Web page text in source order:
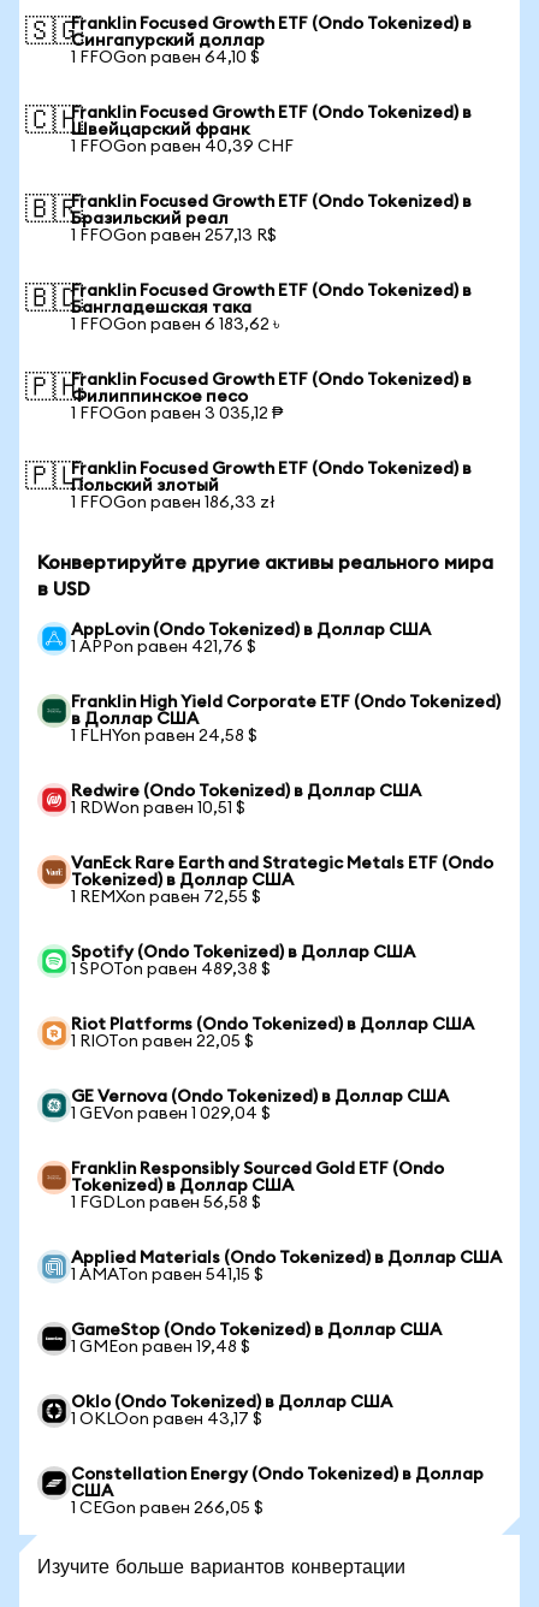
🇸🇬Franklin Focused Growth ETF (Ondo Tokenized) в
Сингапурский доллар
1 FFOGon равен 64,10 $
🇨🇭Franklin Focused Growth ETF (Ondo Tokenized) в
Швейцарский франк
1 FFOGon равен 40,39 CHF
🇧🇷Franklin Focused Growth ETF (Ondo Tokenized) в
Бразильский реал
1 FFOGon равен 257,13 R$
🇧🇩Franklin Focused Growth ETF (Ondo Tokenized) в
Бангладешская така
1 FFOGon равен 6 183,62 ৳
🇵🇭Franklin Focused Growth ETF (Ondo Tokenized) в
Филиппинское песо
1 FFOGon равен 3 035,12 ₱
🇵🇱Franklin Focused Growth ETF (Ondo Tokenized) в
Польский злотый
1 FFOGon равен 186,33 zł
Конвертируйте другие активы реального мира
в USD
AppLovin (Ondo Tokenized) в Доллар США
1 APPon равен 421,76 $
Franklin High Yield Corporate ETF (Ondo Tokenized)
в Доллар США
1 FLHYon равен 24,58 $
Redwire (Ondo Tokenized) в Доллар США
1 RDWon равен 10,51 $
VanEck Rare Earth and Strategic Metals ETF (Ondo
Tokenized) в Доллар США
1 REMXon равен 72,55 $
Spotify (Ondo Tokenized) в Доллар США
1 SPOTon равен 489,38 $
Riot Platforms (Ondo Tokenized) в Доллар США
1 RIOTon равен 22,05 $
GE Vernova (Ondo Tokenized) в Доллар США
1 GEVon равен 1 029,04 $
Franklin Responsibly Sourced Gold ETF (Ondo
Tokenized) в Доллар США
1 FGDLon равен 56,58 $
Applied Materials (Ondo Tokenized) в Доллар США
1 AMATon равен 541,15 $
GameStop (Ondo Tokenized) в Доллар США
1 GMEon равен 19,48 $
Oklo (Ondo Tokenized) в Доллар США
1 OKLOon равен 43,17 $
Constellation Energy (Ondo Tokenized) в Доллар
США
1 CEGon равен 266,05 $
Изучите больше вариантов конвертации